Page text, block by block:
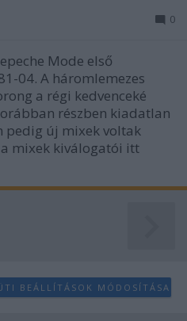
0
Mode első
04. A háromlemezes
a régi kedvenceké
részben kiadatlan
pedig új mixek voltak
mixek kiválogatói itt
BEÁLLÍTÁSOK MÓDOSÍTÁSA